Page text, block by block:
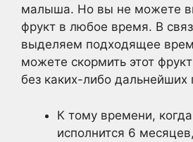
малыша. Но вы не можете
фрукт в любое время. В
выделяем подходящее
можете скормить этот
без каких-либо дальнейших
К тому времени,
исполнится 6